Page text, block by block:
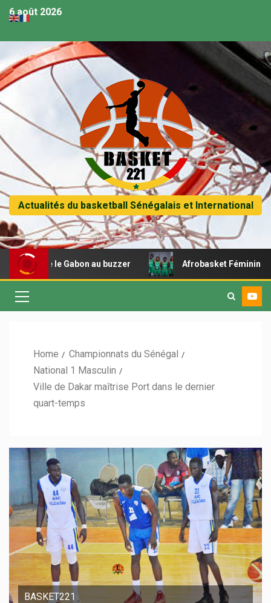
6 août 2026
Actualités du basketball Sénégalais et International
le Gabon au buzzer Afrobasket Féminin U18 –
Home
Championnats du Sénégal
National 1 Masculin
Ville de Dakar maîtrise Port dans le dernier
quart-temps
BASKET221